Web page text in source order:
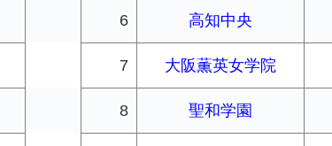
6 高知中央
7 大阪薫英女学院
8 聖和学園